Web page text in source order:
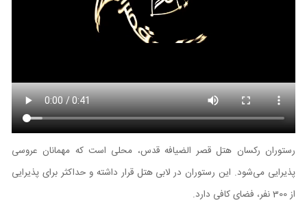
رستوران رکسان هتل قصر الضیافه قدس، محلی است که مهمانان عروسی
پذیرایی می‌شود. این رستوران در لابی هتل قرار داشته و حداکثر برای پذیرایی
از 300 نفر، فضای کافی دارد.